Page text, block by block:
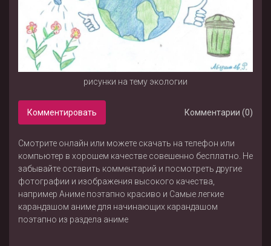
рисунки на тему экологии
Комментировать Комментарии (0)
Смотрите онлайн или можете скачать на телефон или
компьютер в хорошем качестве совешенно бесплатно. Не
забывайте оставить комментарий и посмотреть другие
фотографии и изображения высокого качества,
например Аниме поэтапно красиво и Самые легкие
карандашом аниме для начинающих карандашом
поэтапно из раздела аниме